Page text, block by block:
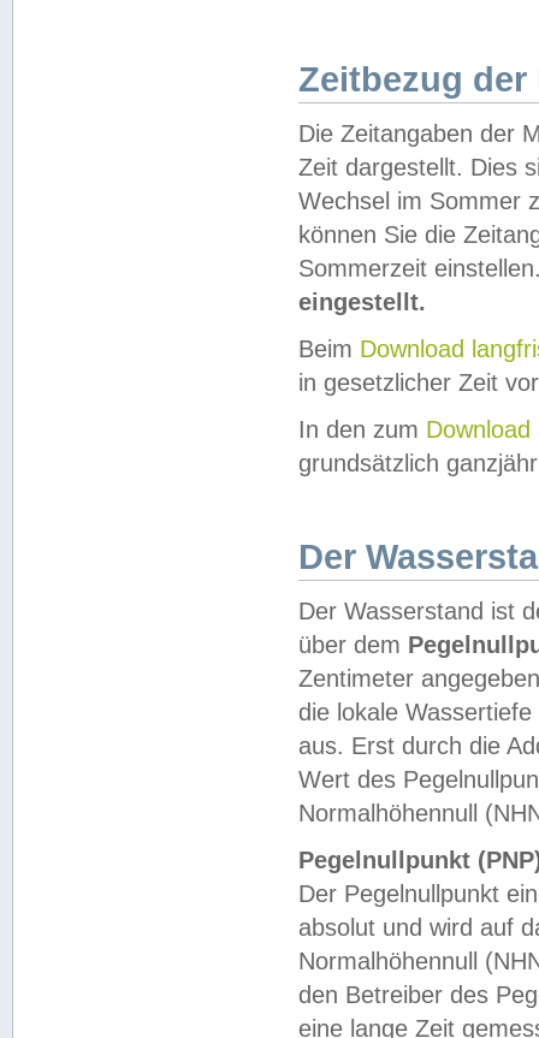
Zeitbezug der
Die Zeitangaben der
Zeit dargestellt. Dies
Wechsel im Sommer
können Sie die
Sommerzeit
eingestellt.
Beim Download
in gesetzlicher Zeit
In den zum Download
grundsätzlich
Der
Der Wasserstand ist
über dem
Zentimeter
die lokale
aus. Erst durch die
Wert des
Normalhöhennull
Pegelnullpunkt
Der Pegelnullpunkt
absolut und wird auf
Normalhöhennull
den Betreiber des
eine lange Zeit